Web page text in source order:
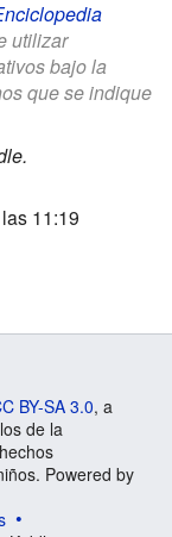
utilizar
bajo la
que se indique
11:19
BY-SA 3.0, a
de la
Powered by